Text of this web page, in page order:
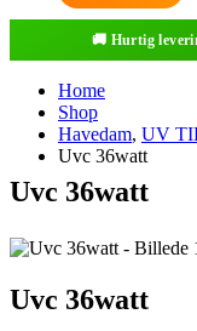
Home
Shop
Havedam, UV
Uvc 36watt
Uvc 36watt
Uvc 36watt